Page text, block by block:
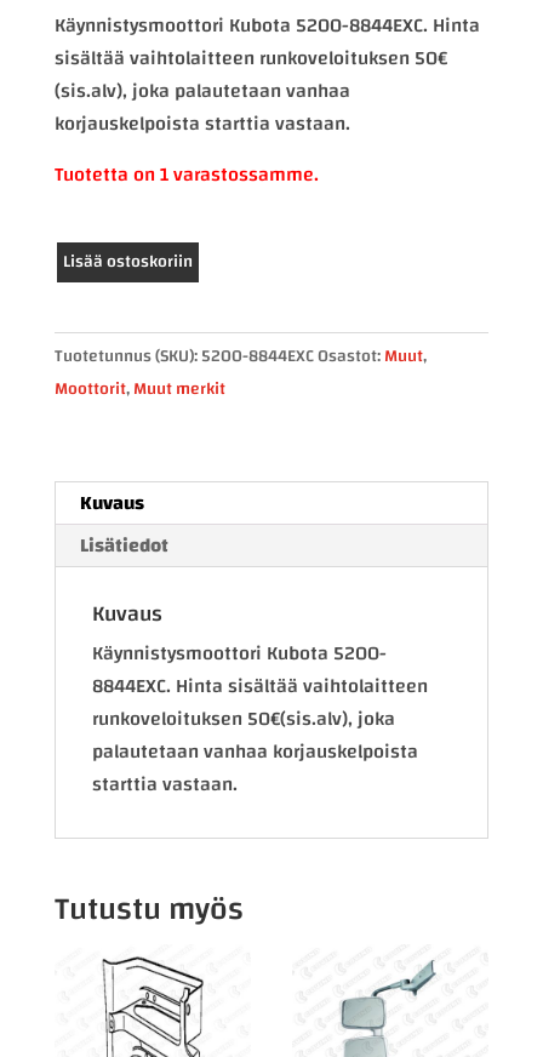
Käynnistysmoottori Kubota 5200-8844EXC. Hinta
sisältää vaihtolaitteen runkoveloituksen 50€
(sis.alv), joka palautetaan vanhaa
korjauskelpoista starttia vastaan.
Tuotetta on 1 varastossamme.
Käynnistysmoottori
Kubota
8844EXC
määrä
Lisää ostoskoriin
Tuotetunnus (SKU):5200-8844EXCOsastot:Muut,
Moottorit,Muut merkit
Kuvaus
Lisätiedot
Kuvaus
Käynnistysmoottori Kubota 5200-
8844EXC. Hinta sisältää vaihtolaitteen
runkoveloituksen 50€(sis.alv), joka
palautetaan vanhaa korjauskelpoista
starttia vastaan.
Tutustu myös